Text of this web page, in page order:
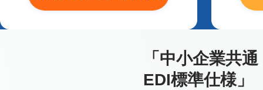
「中小企業共通
EDI標準仕様」